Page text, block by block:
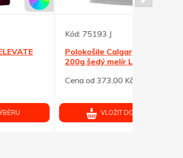
Polokošile Calgary ELEVATE
200g šedý melír L
Cena od 373,00 Kč
VLOŽIT DO VÝBĚRU